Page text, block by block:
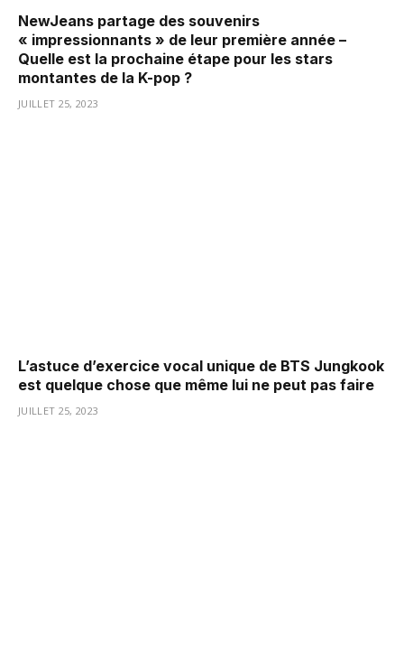
NewJeans partage des souvenirs
« impressionnants » de leur première année –
Quelle est la prochaine étape pour les stars
montantes de la K-pop ?
JUILLET 25, 2023
L’astuce d’exercice vocal unique de BTS Jungkook
est quelque chose que même lui ne peut pas faire
JUILLET 25, 2023